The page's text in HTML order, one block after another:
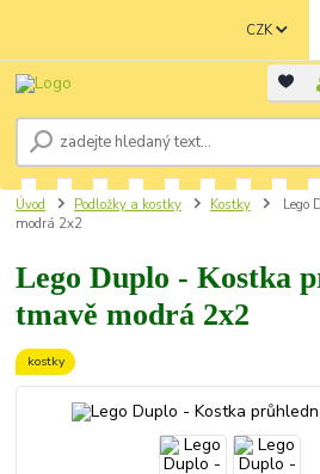
CZK
Úvod Podložky a kostky Kostky
Lego
modrá 2x2
Lego Duplo - Kostka
tmavě modrá 2x2
kostky